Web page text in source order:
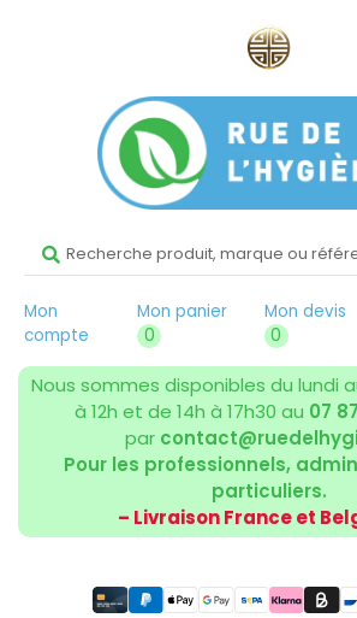
Mon
compte
Mon panier
0
Mon devis
0
Nous sommes disponibles du lundi
à 12h et de 14h à 17h30 au 07
par
Pour les professionnels,
particuliers.
– Livraison France et